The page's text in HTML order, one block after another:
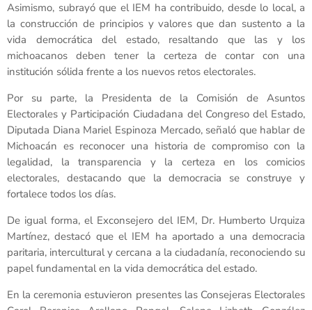
Asimismo, subrayó que el IEM ha contribuido, desde lo local, a
la construcción de principios y valores que dan sustento a la
vida democrática del estado, resaltando que las y los
michoacanos deben tener la certeza de contar con una
institución sólida frente a los nuevos retos electorales.
Por su parte, la Presidenta de la Comisión de Asuntos
Electorales y Participación Ciudadana del Congreso del Estado,
Diputada Diana Mariel Espinoza Mercado, señaló que hablar de
Michoacán es reconocer una historia de compromiso con la
legalidad, la transparencia y la certeza en los comicios
electorales, destacando que la democracia se construye y
fortalece todos los días.
De igual forma, el Exconsejero del IEM, Dr. Humberto Urquiza
Martínez, destacó que el IEM ha aportado a una democracia
paritaria, intercultural y cercana a la ciudadanía, reconociendo su
papel fundamental en la vida democrática del estado.
En la ceremonia estuvieron presentes las Consejeras Electorales